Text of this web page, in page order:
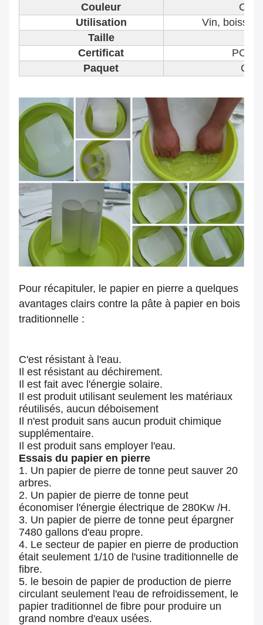
Couleur
Utilisation
Vin,
Taille
Certificat
Paquet
Pour récapituler, le papier en pierre a quelques
avantages clairs contre la pâte à papier en bois
traditionnelle :
C'est résistant à l'eau.
Il est résistant au déchirement.
Il est fait avec l'énergie solaire.
Il est produit utilisant seulement les matériaux
réutilisés, aucun déboisement
Il n'est produit sans aucun produit chimique
supplémentaire.
Il est produit sans employer l'eau.
Essais du papier en pierre
1. Un papier de pierre de tonne peut sauver 20
arbres.
2. Un papier de pierre de tonne peut
économiser l'énergie électrique de 280Kw /H.
3. Un papier de pierre de tonne peut épargner
7480 gallons d'eau propre.
4. Le secteur de papier en pierre de production
était seulement 1/10 de l'usine traditionnelle de
fibre.
5. le besoin de papier de production de pierre
circulant seulement l'eau de refroidissement, le
papier traditionnel de fibre pour produire un
grand nombre d'eaux usées.